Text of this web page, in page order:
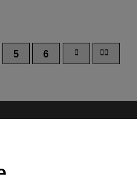
5 6 Next pageLast page
in der